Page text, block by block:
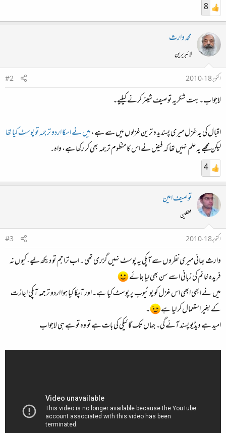
8
محمد وارث
لائبریرین
اکتوبر 18، 2010
#2
لاجواب۔ بہت شکریہ توصیف شیئر کرنے کیلیے۔
اقبال کی یہ غزل میری پسندیدہ ترین غزلوں میں سے ہے،میں نے اسکا اردو ترجمہ تو پوسٹ کیا تھا
لیکن مجھے یہ علم نہیں تھا کہ فیض نے اس کا منظوم ترجمہ بھی کر رکھا ہے، واہ۔
4
توصیف امین
محفلین
اکتوبر 18، 2010
#3
وارث بھائی میری نظروں سے آپکی یہ پوسٹ نہیں گزری تھی ۔ اب تراجم تو دیکھ لیے، کیوں نہ
فریدہ خانم کی زبانی اسے سن بھی لیا جائے
میں نے ابھی ابھی اس غزل کو یو ٹیوب پر پوسٹ کیا ہے۔ اور آپکا کیا ہوا اردو ترجمہ آپکی اجازت
کے بغیر استعمال کر لیا ہے
۔
امید ہے ویڈیو پسند آئے گی۔ جہاں تک گائیکی کی بات ہے تو وہ تو ہے ہی لاجواب